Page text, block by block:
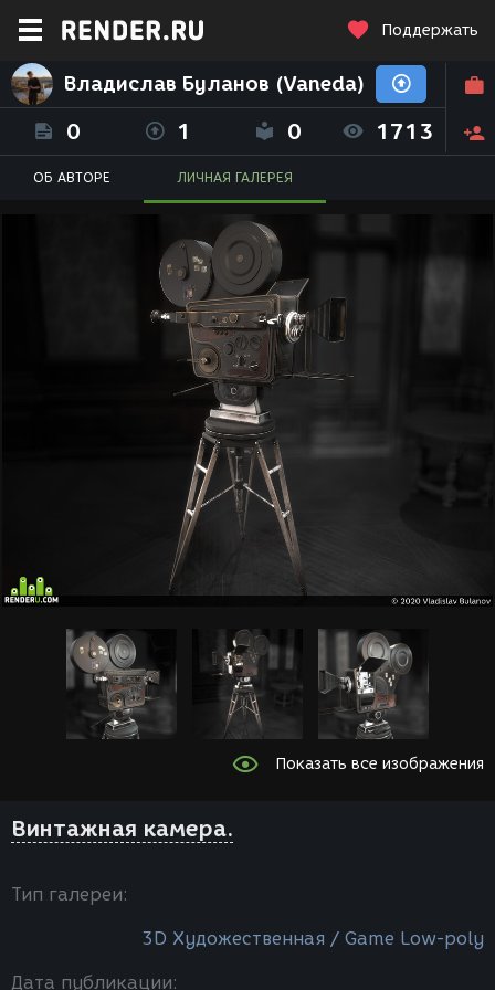
Поддержать
Владислав Буланов (Vaneda)
0 1 0 1713
ОБ АВТОРЕ ЛИЧНАЯ ГАЛЕРЕЯ
Показать все изображения
Винтажная камера.
Тип галереи:
3D Художественная / Game Low-poly
Дата публикации: